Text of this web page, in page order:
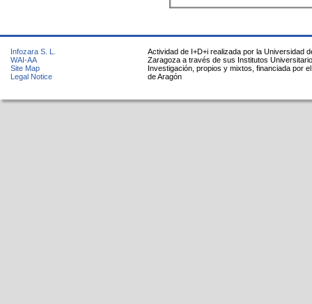
Infozara S. L.
WAI-AA
Site Map
Legal Notice
Actividad de I+D+i realizada por la Universidad
Zaragoza a través de sus Institutos
Investigación, propios y mixtos, financiada por
de Aragón